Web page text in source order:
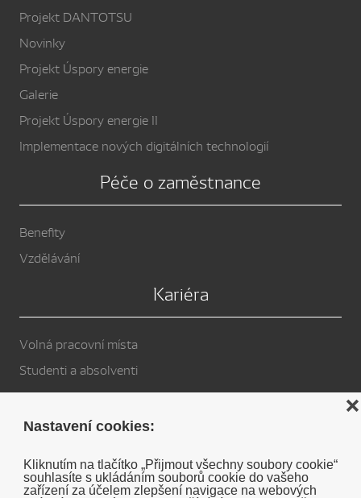
Nastavení cookies:
Kliknutím na tlačítko „Přijmout všechny soubory cookie“
souhlasíte s ukládáním souborů cookie do vašeho
zařízení za účelem zlepšení navigace na webových
❌
Projekt DANTOTSU
Novinky
Projekt Úspory energie
Galerie
Projekt Úspory energie II
Implementace nových digitálních technologií
Péče o zaměstnance
Benefity
Vzdělávání
Kariéra
Volná pracovní místa
Studenti a absolventi
Cookies
Soukromé prohlášení o vyloučení odpovědnosti DENSO